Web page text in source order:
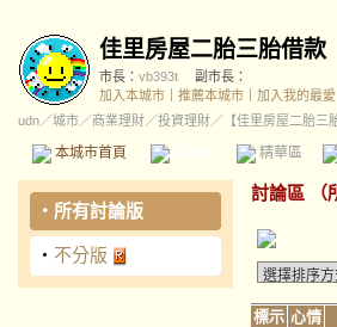
佳里房屋二胎三胎借款
市長： vb393t
副市長：
加入本城市
推薦本城市 加入我的最愛
udn／城市／商業理財／投資理財／ 【佳里房屋二胎三
本城市首頁 精華區
‧ 所有討論版
‧ 不分版
討論區 （
標示 心情